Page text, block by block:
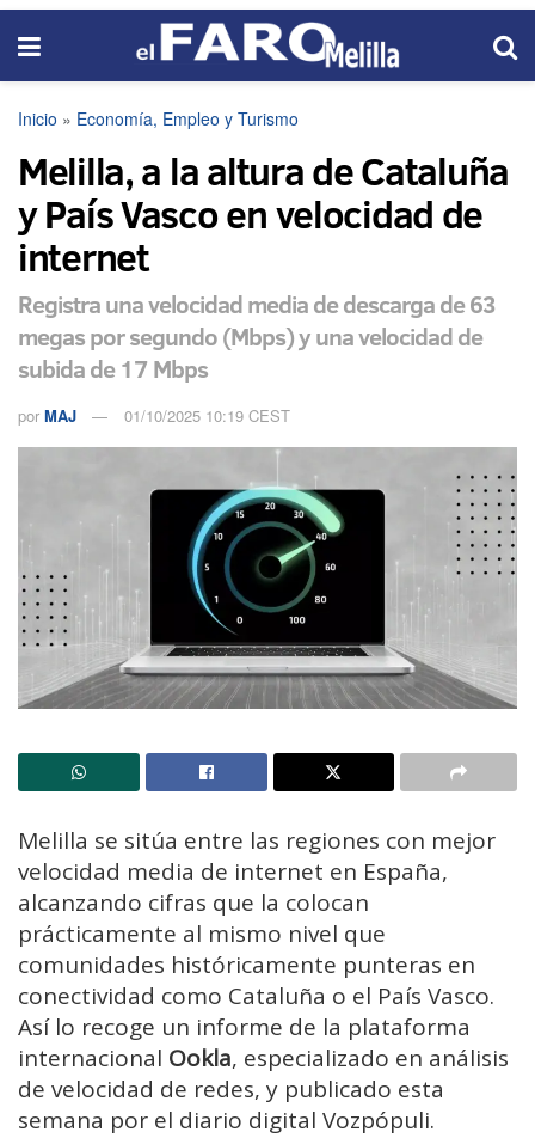
Inicio » Economía, Empleo y Turismo
Melilla, a la altura de Cataluña
y País Vasco en velocidad de
internet
Registra una velocidad media de descarga de 63
megas por segundo (Mbps) y una velocidad de
subida de 17 Mbps
por MAJ 01/10/2025 10:19 CEST
Melilla se sitúa entre las regiones con mejor
velocidad media de internet en España,
alcanzando cifras que la colocan
prácticamente al mismo nivel que
comunidades históricamente punteras en
conectividad como Cataluña o el País Vasco.
Así lo recoge un informe de la plataforma
internacional Ookla, especializado en análisis
de velocidad de redes, y publicado esta
semana por el diario digital Vozpópuli.